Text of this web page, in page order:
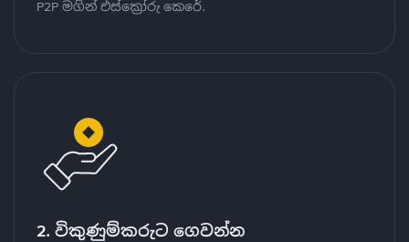
P2P මගින් එස්ක්‍රෝරු කෙරේ.
2. විකුණුම්කරුට ගෙවන්න